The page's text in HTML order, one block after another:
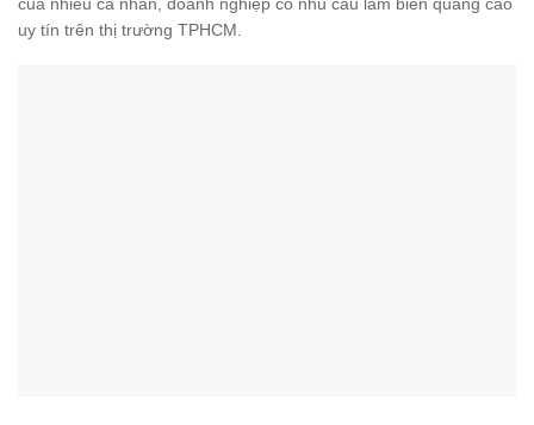
uy tín trên thị trường TPHCM.